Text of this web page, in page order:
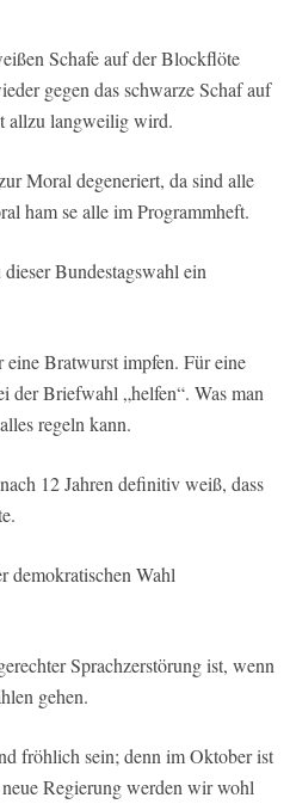
Schafe auf der Blockflöte
gegen das schwarze Schaf auf
allzu langweilig wird.
Moral degeneriert, da sind alle
ham se alle im Programmheft.
Bundestagswahl ein
Bratwurst impfen. Für eine
der Briefwahl „helfen“. Was man
regeln kann.
12 Jahren definitiv weiß, dass
demokratischen Wahl
Sprachzerstörung ist, wenn
gehen.
fröhlich sein; denn im Oktober ist
Regierung werden wir wohl